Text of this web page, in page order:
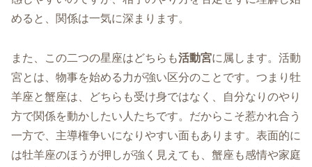
めると、関係は一気に深まります。
また、この二つの星座はどちらも活動宮に属します。活動
宮とは、物事を始める力が強い区分のことです。つまり牡
羊座と蟹座は、どちらも受け身ではなく、自分なりのやり
方で関係を動かしたい人たちです。だからこそ惹かれ合う
一方で、主導権争いになりやすい面もあります。表面的に
は牡羊座のほうが押しが強く見えても、蟹座も感情や家庭